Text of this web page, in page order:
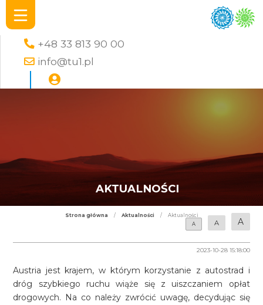
+48 33 813 90 00
info@tu1.pl
AKTUALNOŚCI
Strona główna / Aktualności /
Aktualności
A
A A
2023-10-28 15:18:00
Austria jest krajem, w którym korzystanie z autostrad i
dróg szybkiego ruchu wiąże się z uiszczaniem opłat
drogowych. Na co należy zwrócić uwagę, decydując się